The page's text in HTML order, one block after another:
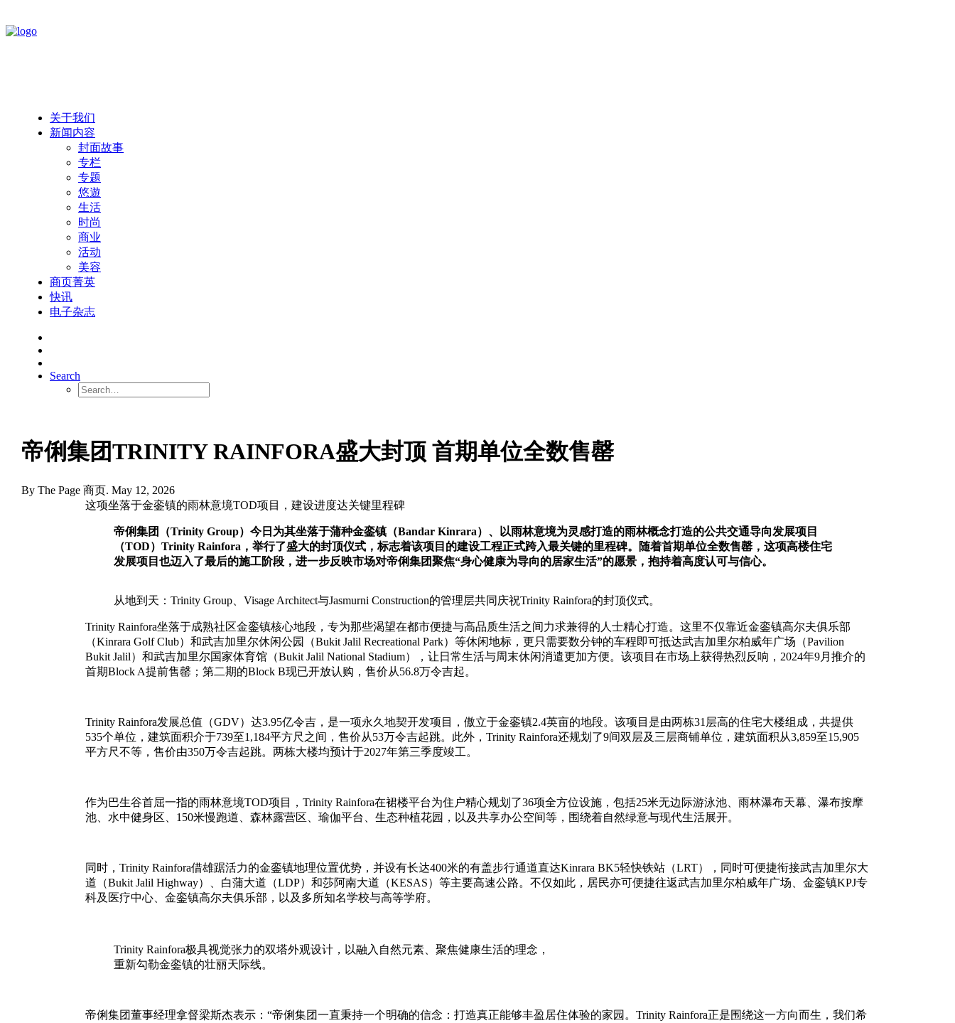
关于我们
新闻内容
封面故事
专栏
专题
悠遊
生活
时尚
商业
活动
美容
商页菁英
快讯
电子杂志
Search
帝俐集团TRINITY RAINFORA盛大封顶 首期单位全数售罄
By The Page 商页. May 12, 2026
这项坐落于金銮镇的雨林意境TOD项目，建设进度达关键里程碑
帝俐集团（Trinity Group）今日为其坐落于蒲种金銮镇（Bandar Kinrara）、以雨林意境为灵感打造的雨林概念打造的公共交通导向发展项目
（TOD）Trinity Rainfora，举行了盛大的封顶仪式，标志着该项目的建设工程正式跨入最关键的里程碑。随着首期单位全数售罄，这项高楼住宅
发展项目也迈入了最后的施工阶段，进一步反映市场对帝俐集团聚焦“身心健康为导向的居家生活”的愿景，抱持着高度认可与信心。
从地到天：Trinity Group、Visage Architect与Jasmurni Construction的管理层共同庆祝Trinity Rainfora的封顶仪式。
Trinity Rainfora坐落于成熟社区金銮镇核心地段，专为那些渴望在都市便捷与高品质生活之间力求兼得的人士精心打造。这里不仅靠近金銮镇高尔夫俱乐部
（Kinrara Golf Club）和武吉加里尔休闲公园（Bukit Jalil Recreational Park）等休闲地标，更只需要数分钟的车程即可抵达武吉加里尔柏威年广场（Pavilion
Bukit Jalil）和武吉加里尔国家体育馆（Bukit Jalil National Stadium），让日常生活与周末休闲消遣更加方便。该项目在市场上获得热烈反响，2024年9月推介的
首期Block A提前售罄；第二期的Block B现已开放认购，售价从56.8万令吉起。
Trinity Rainfora发展总值（GDV）达3.95亿令吉，是一项永久地契开发项目，傲立于金銮镇2.4英亩的地段。该项目是由两栋31层高的住宅大楼组成，共提供
535个单位，建筑面积介于739至1,184平方尺之间，售价从53万令吉起跳。此外， Trinity Rainfora还规划了9间双层及三层商铺单位，建筑面积从3,859至15,905
平方尺不等，售价由350万令吉起跳。两栋大楼均预计于2027年第三季度竣工。
作为巴生谷首屈一指的雨林意境TOD项目，Trinity Rainfora在裙楼平台为住户精心规划了36项全方位设施，包括25米无边际游泳池、雨林瀑布天幕、瀑布按摩
池、水中健身区、150米慢跑道、森林露营区、瑜伽平台、生态种植花园，以及共享办公空间等，围绕着自然绿意与现代生活展开。
同时，Trinity Rainfora借雄踞活力的金銮镇地理位置优势，并设有长达400米的有盖步行通道直达Kinrara BK5轻快铁站（LRT），同时可便捷衔接武吉加里尔大
道（Bukit Jalil Highway）、白蒲大道（LDP）和莎阿南大道（KESAS）等主要高速公路。不仅如此，居民亦可便捷往返武吉加里尔柏威年广场、金銮镇KPJ专
科及医疗中心、金銮镇高尔夫俱乐部，以及多所知名学校与高等学府。
Trinity Rainfora极具视觉张力的双塔外观设计，以融入自然元素、聚焦健康生活的理念，
重新勾勒金銮镇的壮丽天际线。
帝俐集团董事经理拿督梁斯杰表示：“帝俐集团一直秉持一个明确的信念：打造真正能够丰盈居住体验的家园。Trinity Rainfora正是围绕这一方向而生，我们希